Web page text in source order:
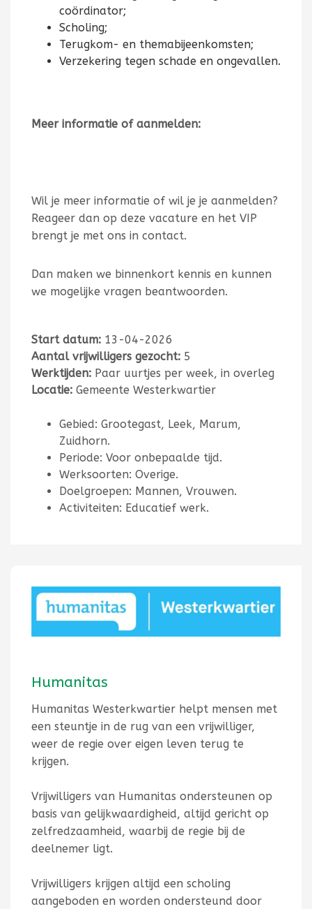
coördinator;
Scholing;
Terugkom- en themabijeenkomsten;
Verzekering tegen schade en ongevallen.
Meer informatie of aanmelden:
Wil je meer informatie of wil je je aanmelden?
Reageer dan op deze vacature en het VIP
brengt je met ons in contact.
Dan maken we binnenkort kennis en kunnen
we mogelijke vragen beantwoorden.
Start datum: 13-04-2026
Aantal vrijwilligers gezocht: 5
Werktijden: Paar uurtjes per week, in overleg
Locatie: Gemeente Westerkwartier
Gebied: Grootegast, Leek, Marum,
Zuidhorn.
Periode: Voor onbepaalde tijd.
Werksoorten: Overige.
Doelgroepen: Mannen, Vrouwen.
Activiteiten: Educatief werk.
Humanitas
Humanitas Westerkwartier helpt mensen met
een steuntje in de rug van een vrijwilliger,
weer de regie over eigen leven terug te
krijgen.
Vrijwilligers van Humanitas ondersteunen op
basis van gelijkwaardigheid, altijd gericht op
zelfredzaamheid, waarbij de regie bij de
deelnemer ligt.
Vrijwilligers krijgen altijd een scholing
aangeboden en worden ondersteund door